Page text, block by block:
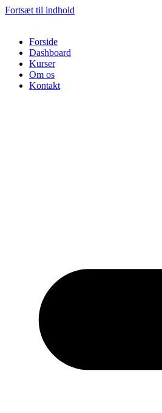
Fortsæt til indhold
Forside
Dashboard
Kurser
Om os
Kontakt